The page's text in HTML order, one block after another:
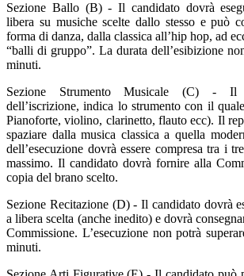
Sezione Ballo (B) - Il candidato dovrà
libera su musiche scelte dallo stesso e può
forma di danza, dalla classica all’hip hop, ad
“balli di gruppo”. La durata dell’esibizione
minuti.
Sezione Strumento Musicale (C) - Il
dell’iscrizione, indica lo strumento con il
Pianoforte, violino, clarinetto, flauto ecc). Il
spaziare dalla musica classica a quella
dell’esecuzione dovrà essere compresa tra i
massimo. Il candidato dovrà fornire alla
copia del brano scelto.
Sezione Recitazione (D) - Il candidato dovrà
a libera scelta (anche inedito) e dovrà
Commissione. L’esecuzione non potrà
minuti.